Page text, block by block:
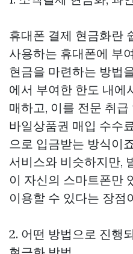
휴대폰 결제 현금화란
사용하는 휴대폰에 부
현금을 마련하는 방법
에서 부여한 한도 내에
매하고, 이를 전문 취
바일상품권 매입 수수
으로 입금받는 방식이
서비스와 비슷하지만,
이 자신의 스마트폰만
이용할 수 있다는 장점
2. 어떤 방법으로 진행